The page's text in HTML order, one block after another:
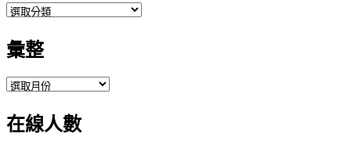
分
彙整
彙
在線人數